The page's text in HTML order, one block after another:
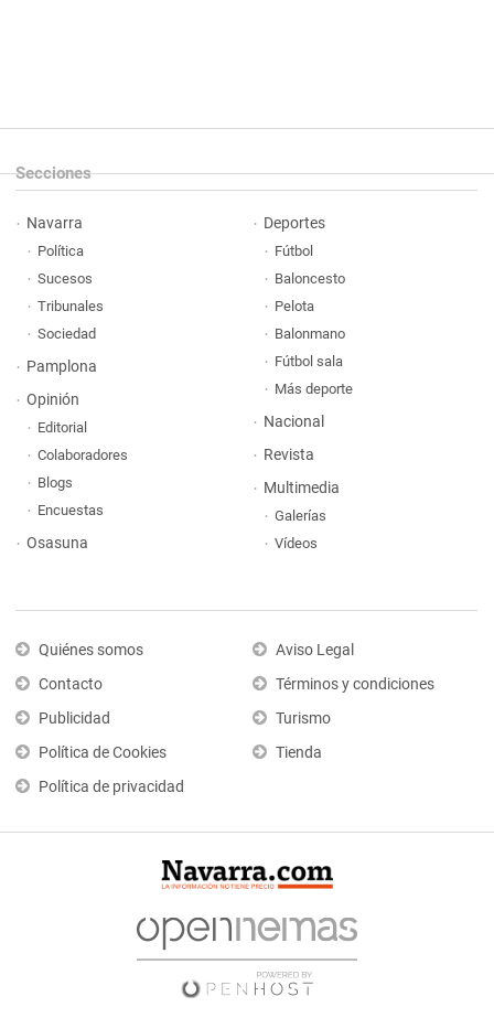
Secciones
Navarra
Política
Sucesos
Tribunales
Sociedad
Pamplona
Opinión
Editorial
Colaboradores
Blogs
Encuestas
Osasuna
Deportes
Fútbol
Baloncesto
Pelota
Balonmano
Fútbol sala
Más deporte
Nacional
Revista
Multimedia
Galerías
Vídeos
Quiénes somos
Contacto
Publicidad
Política de Cookies
Política de privacidad
Aviso Legal
Términos y condiciones
Turismo
Tienda